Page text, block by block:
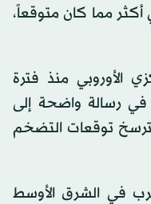
مما كان متوقعاً،
الأوروبي منذ فترة
في رسالة واضحة إلى
توقعات التضخم
في الشرق الأوسط